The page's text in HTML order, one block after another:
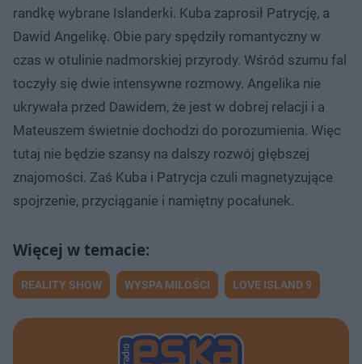
randkę wybrane Islanderki. Kuba zaprosił Patrycję, a
Dawid Angelikę. Obie pary spędziły romantyczny w
czas w otulinie nadmorskiej przyrody. Wśród szumu fal
toczyły się dwie intensywne rozmowy. Angelika nie
ukrywała przed Dawidem, że jest w dobrej relacji i a
Mateuszem świetnie dochodzi do porozumienia. Więc
tutaj nie będzie szansy na dalszy rozwój głębszej
znajomości. Zaś Kuba i Patrycja czuli magnetyzujące
spojrzenie, przyciąganie i namiętny pocałunek.
REALITY SHOW WYSPA MIŁOŚCI LOVE ISLAND 9